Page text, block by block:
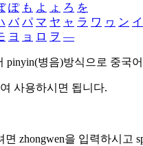
ぽ も よ ょ ろ を
バ パ マ ヤ ャ ラ ワ ヮ ン イ
ヨ ョ ロ ヲ ―
pinyin(병음)방식으로 중국
사용하시면 됩니다.
면 zhongwen을 입력하시고